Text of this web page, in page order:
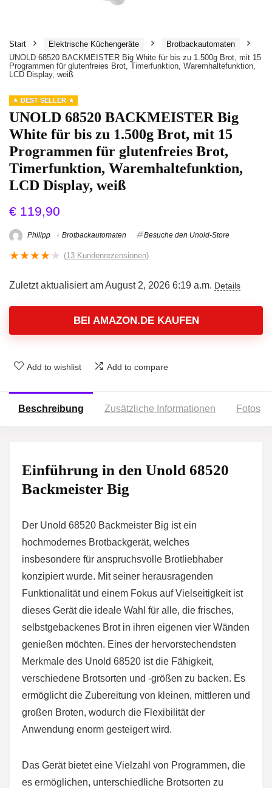
Start Elektrische Küchengeräte
Brotbackautomaten
UNOLD 68520 BACKMEISTER Big White für bis zu 1.500g Brot, mit 15
Programmen für glutenfreies Brot, Timerfunktion, Waremhaltefunktion,
LCD Display, weiß
BEST SELLER
UNOLD 68520 BACKMEISTER Big
White für bis zu 1.500g Brot, mit 15
Programmen für glutenfreies Brot,
Timerfunktion, Waremhaltefunktion,
LCD Display, weiß
€ 119,90
Philipp Brotbackautomaten Besuche den Unold-Store
★★★★★ (13 Kundenrezensionen)
Zuletzt aktualisiert am August 2, 2026 6:19 a.m. Details
BEI AMAZON.DE KAUFEN
Add to wishlist Add to compare
Beschreibung Zusätzliche Informationen Fotos
Einführung in den Unold 68520
Backmeister Big
Der Unold 68520 Backmeister Big ist ein
hochmodernes Brotbackgerät, welches
insbesondere für anspruchsvolle Brotliebhaber
konzipiert wurde. Mit seiner herausragenden
Funktionalität und einem Fokus auf Vielseitigkeit ist
dieses Gerät die ideale Wahl für alle, die frisches,
selbstgebackenes Brot in ihren eigenen vier Wänden
genießen möchten. Eines der hervorstechendsten
Merkmale des Unold 68520 ist die Fähigkeit,
verschiedene Brotsorten und -größen zu backen. Es
ermöglicht die Zubereitung von kleinen, mittleren und
großen Broten, wodurch die Flexibilität der
Anwendung enorm gesteigert wird.
Das Gerät bietet eine Vielzahl von Programmen, die
es ermöglichen, unterschiedliche Brotsorten zu